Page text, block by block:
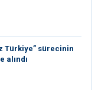
Türkiye” sürecinin
alındı